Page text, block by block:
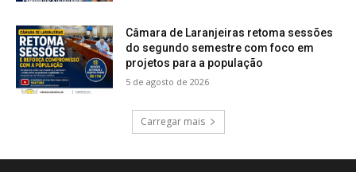
Câmara de Laranjeiras retoma sessões
do segundo semestre com foco em
projetos para a população
5 de agosto de 2026
Carregar mais